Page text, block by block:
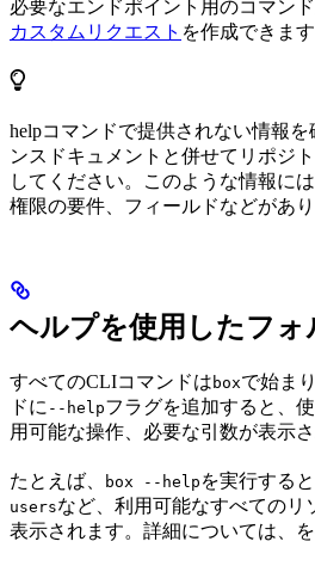
必要なエンドポイント用のコマン
カスタムリクエスト を作成できます
helpコマンドで提供されない情報
ンスドキュメントと併せてリポジ
してください。このような情報に
権限の要件、フィールドなどがあり
ヘルプを使用したフォ
すべてのCLIコマンドは boxで始ま
ドに --helpフラグを追加すると、
用可能な操作、必要な引数が表示さ
たとえば、 box --help を実行すると
usersなど、利用可能なすべてのリ
表示されます。詳細については、